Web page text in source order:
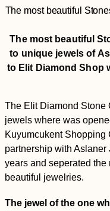
The most beautiful
The most beautiful
to unique jewels of
to Elit Diamond Shop
The Elit Diamond Stone
jewels where was
Kuyumcukent
partnership with
years and seperated the
beautiful jewelries.
The jewel of the one